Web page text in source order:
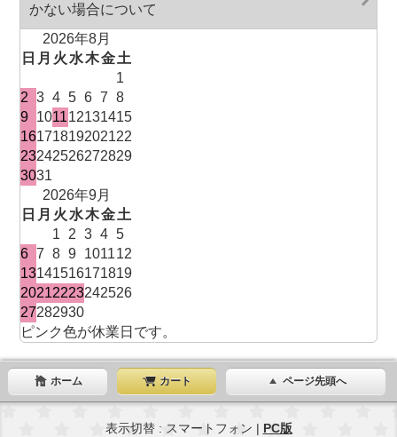
かない場合について
2026年8月
日 月 火 水木金土
1
2
3 4 5 6 7
8
9 101112131415
16171819202122
23242526272829
3031
2026年9月
日 月 火 水木金土
1
2 3 4 5
6 7 8 9 101112
13141516171819
20212223242526
27282930
ピンク色が休業日です。
ホーム カート ページ先頭へ
表示切替 : スマートフォン | PC版